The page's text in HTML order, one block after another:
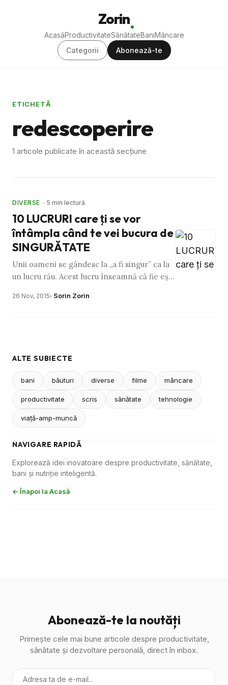
Zorin
AcasăProductivitateSănătateBaniMâncare
Categorii
Abonează-te
ETICHETĂ
redescoperire
1 articole publicate în această secțiune
DIVERSE · 5 min lectură
10 LUCRURI care ţi se vor
întâmpla când te vei bucura de
SINGURĂTATE
Unii oameni se gândesc la „a fi singur” ca la
un lucru rău. Acest lucru înseamnă că fie ești
aceste lucruri …
26 Nov, 2015· Sorin Zorin
ALTE SUBIECTE
bani băuturi diverse filme mâncare
productivitate scris sănătate tehnologie
viaţă-amp-muncă
NAVIGARE RAPIDĂ
Explorează idei inovatoare despre productivitate, sănătate,
bani și nutriție inteligentă.
← Înapoi la Acasă
Abonează-te la noutăți
Primește cele mai bune articole despre productivitate,
sănătate și dezvoltare personală, direct în inbox.